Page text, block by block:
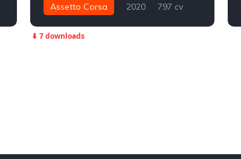
Assetto Corsa 2020
797 cv
⬇ 7 downloads